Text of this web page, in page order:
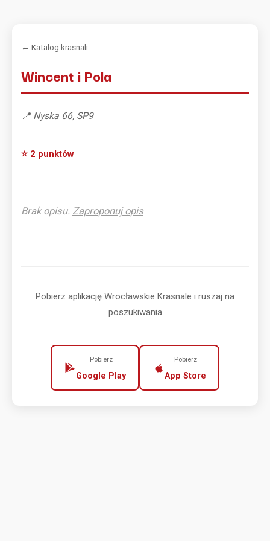
← Katalog krasnali
Wincent i Pola
📍 Nyska 66, SP9
⭐ 2 punktów
Brak opisu. Zaproponuj opis
Pobierz aplikację Wrocławskie Krasnale i ruszaj na
poszukiwania
Pobierz
Google Play
Pobierz
App Store